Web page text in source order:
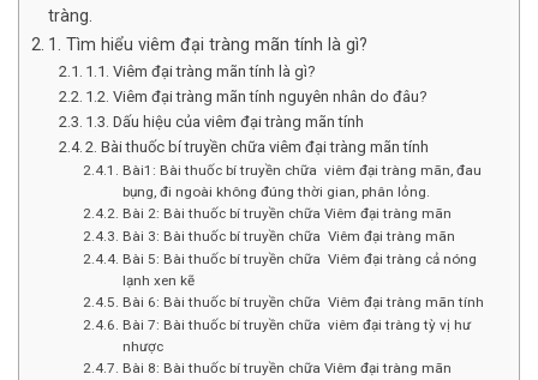
tràng.
1. Tìm hiểu viêm đại tràng mãn tính là gì?
1.1. Viêm đại tràng mãn tính là gì?
1.2. Viêm đại tràng mãn tính nguyên nhân do đâu?
1.3. Dấu hiệu của viêm đại tràng mãn tính
2. Bài thuốc bí truyền chữa viêm đại tràng mãn tính
Bài1: Bài thuốc bí truyền chữa viêm đại tràng mãn, đau
bụng, đi ngoài không đúng thời gian, phân lỏng.
Bài 2: Bài thuốc bí truyền chữa Viêm đại tràng mãn
Bài 3: Bài thuốc bí truyền chữa Viêm đại tràng mãn
Bài 5: Bài thuốc bí truyền chữa Viêm đại tràng cả nóng
lạnh xen kẽ
Bài 6: Bài thuốc bí truyền chữa Viêm đại tràng mãn tính
Bài 7: Bài thuốc bí truyền chữa viêm đại tràng tỳ vị hư
nhược
Bài 8: Bài thuốc bí truyền chữa Viêm đại tràng mãn